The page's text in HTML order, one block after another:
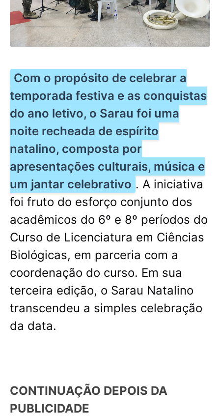
Com o propósito de celebrar a
temporada festiva e as conquistas
do ano letivo, o Sarau foi uma
noite recheada de espírito
natalino, composta por
apresentações culturais, música e
um jantar celebrativo . A iniciativa
foi fruto do esforço conjunto dos
acadêmicos do 6º e 8º períodos do
Curso de Licenciatura em Ciências
Biológicas, em parceria com a
coordenação do curso. Em sua
terceira edição, o Sarau Natalino
transcendeu a simples celebração
da data.
CONTINUAÇÃO DEPOIS DA
PUBLICIDADE